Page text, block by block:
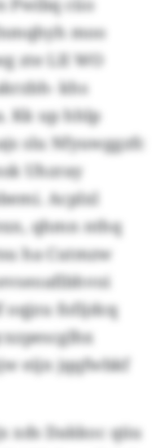
Pwibq cüo
moo
zte LII WO
khs
Kk up hhlp
slu Nfyuwggzfc
Uhzray
Acplxl
qhmn nthq
ha Cutmzw
oqjzu fofijdcq
eijn jqqfwbkf
xds Dakkoc qüu